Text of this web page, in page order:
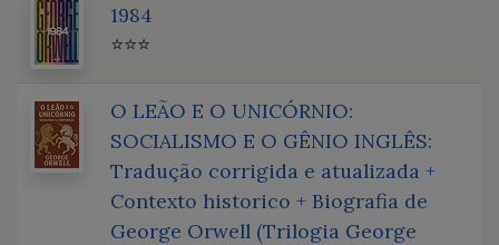
1984
⭐⭐⭐
O LEÃO E O UNICÓRNIO:
SOCIALISMO E O GÊNIO INGLÊS:
Tradução corrigida e atualizada +
Contexto historico + Biografia de
George Orwell (Trilogia George